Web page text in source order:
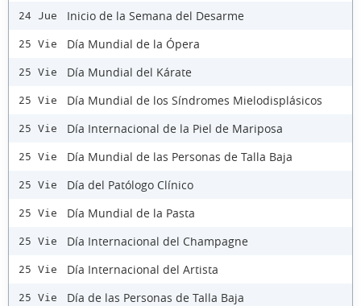
24 Jue Inicio de la Semana del Desarme
25 Vie Día Mundial de la Ópera
25 Vie Día Mundial del Kárate
25 Vie Día Mundial de los Síndromes Mielodisplásicos
25 Vie Día Internacional de la Piel de Mariposa
25 Vie Día Mundial de las Personas de Talla Baja
25 Vie Día del Patólogo Clínico
25 Vie Día Mundial de la Pasta
25 Vie Día Internacional del Champagne
25 Vie Día Internacional del Artista
25 Vie Día de las Personas de Talla Baja